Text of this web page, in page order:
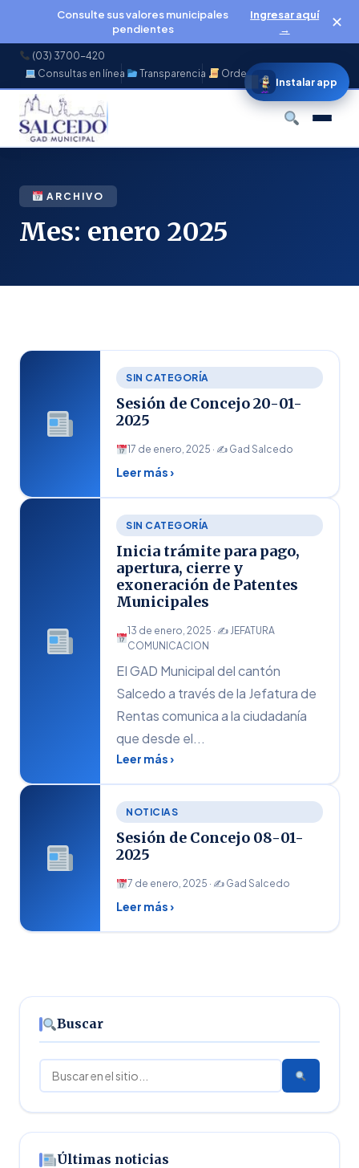
Consulte sus valores municipales
pendientes
Ingresar aquí
→
✕
(03) 3700-420
Consultas en línea
Transparencia Ordenanzas
ARCHIVO
Mes: enero 2025
SIN CATEGORÍA
Sesión de Concejo 20-01-
2025
17 de enero, 2025 · ✍Gad Salcedo
Leer más ›
SIN CATEGORÍA
Inicia trámite para pago,
apertura, cierre y
exoneración de Patentes
Municipales
13 de enero, 2025 · ✍JEFATURA
COMUNICACION
EI GAD Municipal del cantón
Salcedo a través de la Jefatura de
Rentas comunica a la ciudadanía
que desde el...
Leer más ›
NOTICIAS
Sesión de Concejo 08-01-
2025
7 de enero, 2025 · ✍Gad Salcedo
Leer más ›
Buscar
Buscar
Últimas noticias
Instalar app